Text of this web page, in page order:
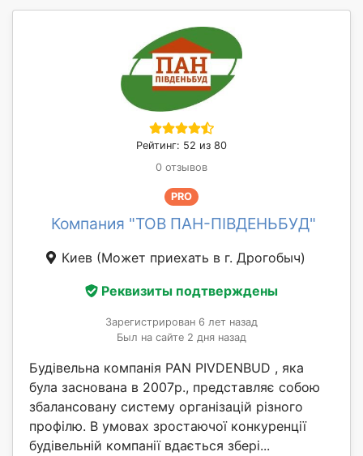
Рейтинг: 52 из 80
0 отзывов
PRO
Компания "ТОВ ПАН-ПІВДЕНЬБУД"
Киев (Может приехать в г. Дрогобыч)
Реквизиты подтверждены
Зарегистрирован 6 лет назад
Был на сайте 2 дня назад
Будівельна компанія PAN PIVDENBUD , яка
була заснована в 2007р., представляє собою
збалансовану систему організацій різного
профілю. В умовах зростаючої конкуренції
будівельній компанії вдається збері...